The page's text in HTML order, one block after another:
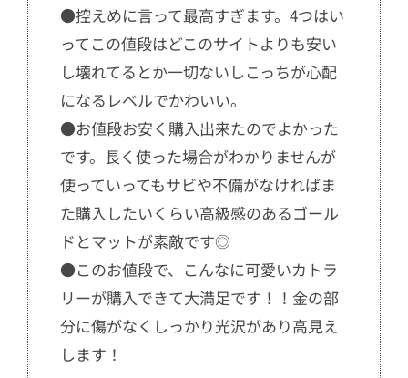
●控えめに言って最高すぎます。4つはい
ってこの値段はどこのサイトよりも安い
し壊れてるとか一切ないしこっちが心配
になるレベルでかわいい。
●お値段お安く購入出来たのでよかった
です。長く使った場合がわかりませんが
使っていってもサビや不備がなければま
た購入したいくらい高級感のあるゴール
ドとマットが素敵です◎
●このお値段で、こんなに可愛いカトラ
リーが購入できて大満足です！！金の部
分に傷がなくしっかり光沢があり高見え
します！